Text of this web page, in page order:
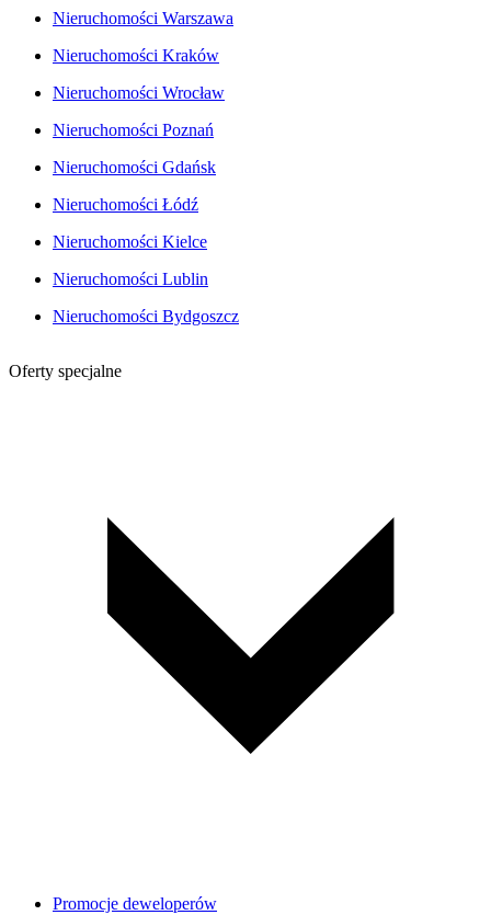
Nieruchomości Warszawa
Nieruchomości Kraków
Nieruchomości Wrocław
Nieruchomości Poznań
Nieruchomości Gdańsk
Nieruchomości Łódź
Nieruchomości Kielce
Nieruchomości Lublin
Nieruchomości Bydgoszcz
Oferty specjalne
Promocje deweloperów